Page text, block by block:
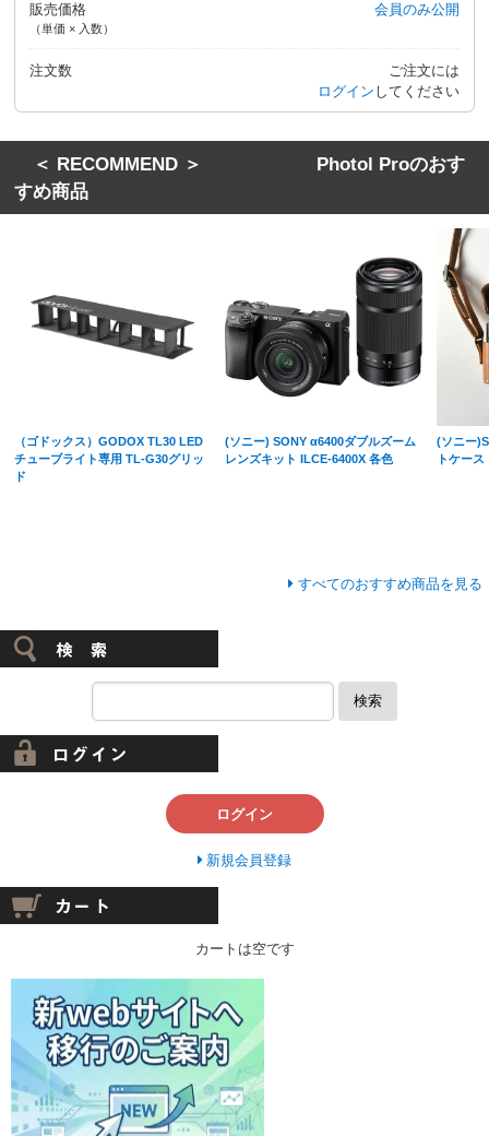
販売価格
（単価 × 入数）
会員のみ公開
注文数
ご注文には
ログイン してください
＜ RECOMMEND ＞ Photol Proのおす
すめ商品
（ゴドックス）GODOX TL30 LED
チューブライト専用 TL-G30グリッ
ド
(ソニー) SONY α6400ダブルズーム
レンズキット ILCE-6400X 各色
(ソニー
トケース
すべてのおすすめ商品を見る
検索
ログイン
新規会員登録
カートは空です